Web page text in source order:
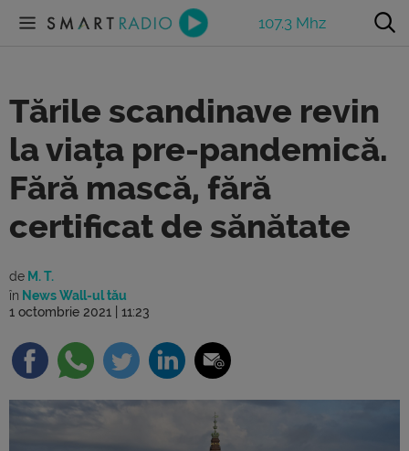
107.3 Mhz
Tările scandinave revin
la viața pre-pandemică.
Fără mască, fără
certificat de sănătate
de M. T.
în News Wall-ul tău
1 octombrie 2021 | 11:23